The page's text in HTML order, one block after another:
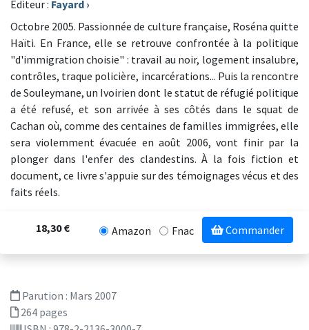
Editeur : Fayard ›
Octobre 2005. Passionnée de culture française, Roséna quitte
Haïti. En France, elle se retrouve confrontée à la politique
"d'immigration choisie" : travail au noir, logement insalubre,
contrôles, traque policière, incarcérations... Puis la rencontre
de Souleymane, un Ivoirien dont le statut de réfugié politique
a été refusé, et son arrivée à ses côtés dans le squat de
Cachan où, comme des centaines de familles immigrées, elle
sera violemment évacuée en août 2006, vont finir par la
plonger dans l'enfer des clandestins. À la fois fiction et
document, ce livre s'appuie sur des témoignages vécus et des
faits réels.
18,30 € Amazon Fnac Commander
Parution : Mars 2007
264 pages